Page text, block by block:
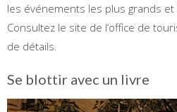
les événements les plus grands et
Consultez le site de l’office de
de détails.
Se blottir avec un livre